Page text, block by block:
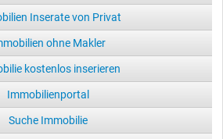
Inserate von Privat
ohne Makler
kostenlos inserieren
Immobilienportal
Suche Immobilie